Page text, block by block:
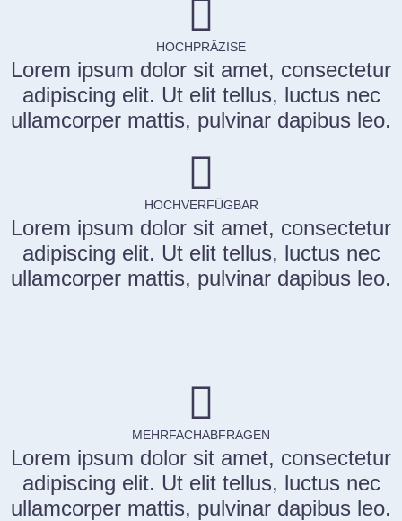
HOCHPRÄZISE
Lorem ipsum dolor sit amet, consectetur
adipiscing elit. Ut elit tellus, luctus nec
ullamcorper mattis, pulvinar dapibus leo.
HOCHVERFÜGBAR
Lorem ipsum dolor sit amet, consectetur
adipiscing elit. Ut elit tellus, luctus nec
ullamcorper mattis, pulvinar dapibus leo.
MEHRFACHABFRAGEN
Lorem ipsum dolor sit amet, consectetur
adipiscing elit. Ut elit tellus, luctus nec
ullamcorper mattis, pulvinar dapibus leo.